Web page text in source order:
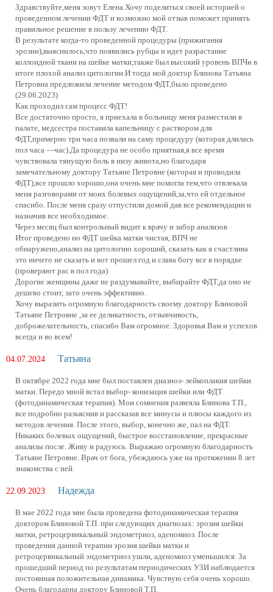
Здравствуйте,меня зовут Елена.Хочу поделиться своей историей о
проведенном лечении ФДТ и возможно мой отзыв поможет принять
правильное решение в пользу лечению ФДТ.
В результате когда-то проведенной процедуры (прижигания
эрозии),выяснилось,что появились рубцы и идет разрастание
коллоидной ткани на шейке матки,также был высокий уровень ВПЧи в
итоге плохой анализ цитологии.И тогда мой доктор Блинова Татьяна
Петровна предложила лечение методом ФДТ,было проведено
(29.06.2023)
Как проходил сам процесс ФДТ!
Все достаточно просто, я приехала в больницу меня разместили в
палате, медсестра поставила капельницу с раствором для
ФДТ,примерно три часа позвали на саму процедуру (которая длилась
пол часа —час).Да процедура не особо приятная,я все время
чувствовала тянущую боль в низу живота,но благодаря
замечательному доктору Татьяне Петровне (которая и проводила
ФДТ),все прошло хорошо,она очень мне помогла тем,что отвлекала
меня разговорами от моих болевых ощущений,за,что ей отдельное
спасибо. После меня сразу отпустили домой дав все рекомендации и
назначив все необходимое.
Через месяц был контрольный видит к врачу и забор анализов
Итог проведено но ФДТ шейка матки чистая, ВПЧ не
обнаружено,анализ на цитологию хороший, сказать как я счастлива
это ничего не сказать и вот прошел год и слава богу все в порядке
(проверяют рас в пол года)
Дорогие женщины даже не раздумывайте, выбирайте ФДТ,да оно не
дешево стоит, зато очень эффективно.
Хочу выразить огромную благодарность своему доктору Блиновой
Татьяне Петровне ,за ее деликатность, отзывчивость,
доброжелательность, спасибо Вам огромное. Здоровья Вам и успехов
всегда и во всем!
04.07.2024 Татьяна
В октябре 2022 года мне был поставлен диазноз- лейкоплакия шейки
матки. Передо мной встал выбор- конизация шейки или ФДТ
(фотодинамическая терапия). Мои сомнения развеяла Блинова Т.П.,
все подробно разьяснив и рассказав все минусы и плюсы каждого из
методов лечения. После этого, выбор, конечно же, пал на ФДТ.
Никаких болевых ощущений, быстрое восстановление, прекрасные
анализы после. Живу и радуюсь. Выражаю огромную благодарность
Татьяне Петровне. Врач от бога, убеждаюсь уже на протяжении 8 лет
знакомства с ней.
22.09.2023 Надежда
В мае 2022 года мне была проведена фотодинамическая терапия
доктором Блиновой Т.П. при следующих диагнозах: эрозия шейки
матки, ретроцервикальный эндометриоз, аденомиоз. После
проведения данной терапии эрозия шейки матки и
ретроцервикальный эндометриоз ушли, аденомиоз уменьшился. За
прошедший период по результатам периодических УЗИ наблюдается
постоянная положительная динамика. Чувствую себя очень хорошо.
Очень благодарна доктору Блиновой Т.П.